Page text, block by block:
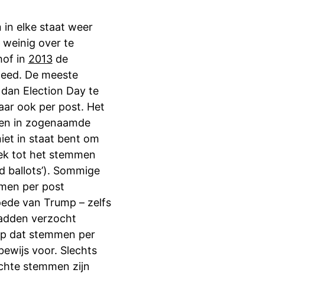
in elke staat weer
weinig over te
in 2013de
De meeste
Election Day te
ook per post. Het
in zogenaamde
in staat bent om
tot het stemmen
ballots’). Sommige
per post
van Trump – zelfs
verzocht
dat stemmen per
voor. Slechts
stemmen zijn